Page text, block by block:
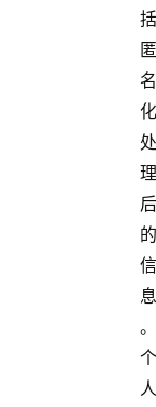
括
匿
名
化
处
理
后
的
信
息
。
个
人